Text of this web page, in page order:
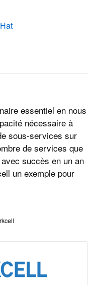
essentiel en nous
nécessaire à
sous-services sur
de services que
succès en un an
un exemple pour